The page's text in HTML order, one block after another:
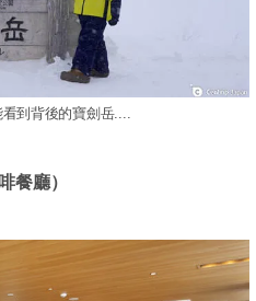
到背後的寶劍岳....
餐廳）